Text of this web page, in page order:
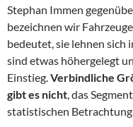
Stephan Immen
bezeichnen wir
bedeutet, sie lehnen sich
sind etwas höhergelegt
Einstieg. Verbindliche
gibt es nicht , das
statistischen